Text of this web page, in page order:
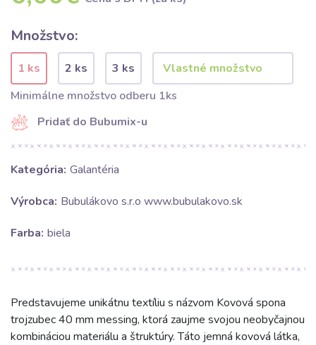
Množstvo:
1 ks 2 ks
3 ks
Minimálne množstvo odberu 1ks
Pridať do Bubumix-u
Kategória: Galantéria
Výrobca: Bubulákovo s.r.o www.bubulakovo.sk
Farba: biela
Predstavujeme unikátnu textíliu s názvom Kovová spona
trojzubec 40 mm messing, ktorá zaujme svojou neobyčajnou
kombináciou materiálu a štruktúry. Táto jemná kovová látka,